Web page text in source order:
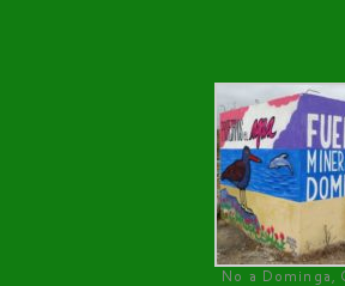
No a Dominga,